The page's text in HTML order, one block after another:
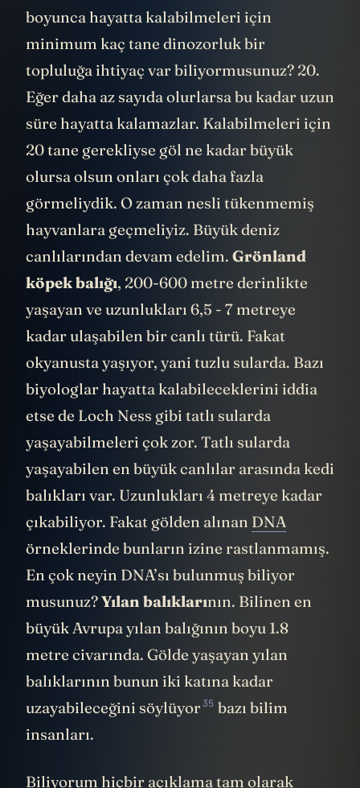
yoktu. Göl oluştuktan sonra 10000 yıl
boyunca hayatta kalabilmeleri için
minimum kaç tane dinozorluk bir
topluluğa ihtiyaç var biliyormusunuz? 20.
Eğer daha az sayıda olurlarsa bu kadar uzun
süre hayatta kalamazlar. Kalabilmeleri için
20 tane gerekliyse göl ne kadar büyük
olursa olsun onları çok daha fazla
görmeliydik. O zaman nesli tükenmemiş
hayvanlara geçmeliyiz. Büyük deniz
canlılarından devam edelim.Grönland
köpek balığı, 200-600 metre derinlikte
yaşayan ve uzunlukları 6,5 - 7 metreye
kadar ulaşabilen bir canlı türü. Fakat
okyanusta yaşıyor, yani tuzlu sularda. Bazı
biyologlar hayatta kalabileceklerini iddia
etse de Loch Ness gibi tatlı sularda
yaşayabilmeleri çok zor. Tatlı sularda
yaşayabilen en büyük canlılar arasında kedi
balıkları var. Uzunlukları 4 metreye kadar
çıkabiliyor. Fakat gölden alınanDNA
örneklerinde bunların izine rastlanmamış.
En çok neyin DNA’sı bulunmuş biliyor
musunuz?Yılan balıklarının. Bilinen en
büyük Avrupa yılan balığının boyu 1.8
metre civarında. Gölde yaşayan yılan
balıklarının bunun iki katına kadar
uzayabileceğini